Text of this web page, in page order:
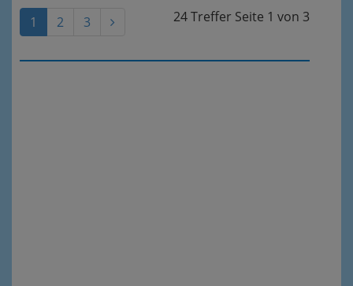
24 Treffer Seite 1 von 3
1 2 3